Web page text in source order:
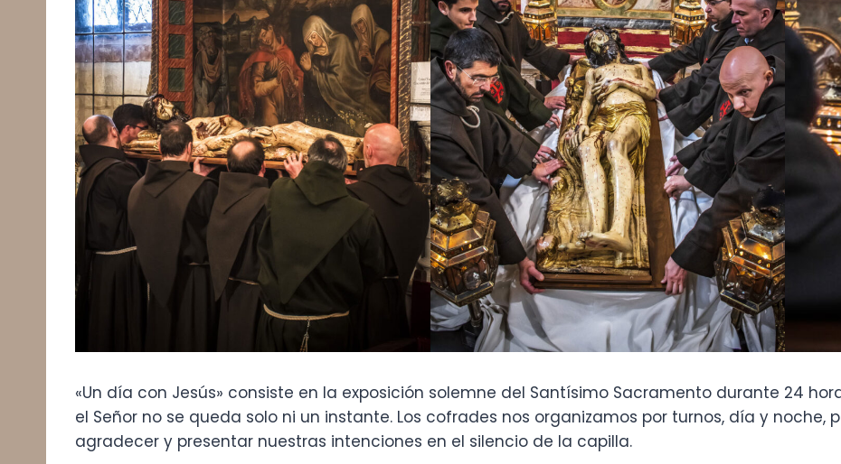
«Un día con Jesús» consiste en la exposición solemne del Santísimo Sacramento durante 24
el Señor no se queda solo ni un instante. Los cofrades nos organizamos por turnos, día y
agradecer y presentar nuestras intenciones en el silencio de la capilla.